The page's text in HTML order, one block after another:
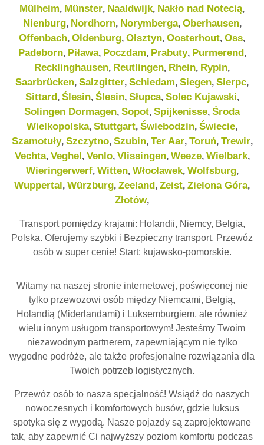
Mülheim, Münster, Naaldwijk, Nakło nad Notecią,
Nienburg, Nordhorn, Norymberga, Oberhausen,
Offenbach, Oldenburg, Olsztyn, Oosterhout, Oss,
Padeborn, Piława, Poczdam, Prabuty, Purmerend,
Recklinghausen, Reutlingen, Rhein, Rypin,
Saarbrücken, Salzgitter, Schiedam, Siegen, Sierpc,
Sittard, Ślesin, Ślesin, Słupca, Solec Kujawski,
Solingen Dormagen, Sopot, Spijkenisse, Środa
Wielkopolska, Stuttgart, Świebodzin, Świecie,
Szamotuły, Szczytno, Szubin, Ter Aar, Toruń, Trewir,
Vechta, Veghel, Venlo, Vlissingen, Weeze, Wielbark,
Wieringerwerf, Witten, Włocławek, Wolfsburg,
Wuppertal, Würzburg, Zeeland, Zeist, Zielona Góra,
Złotów,
Transport pomiędzy krajami: Holandii, Niemcy, Belgia,
Polska. Oferujemy szybki i Bezpieczny transport. Przewóz
osób w super cenie! Start: kujawsko-pomorskie.
Witamy na naszej stronie internetowej, poświęconej nie
tylko przewozowi osób między Niemcami, Belgią,
Holandią (Miderlandami) i Luksemburgiem, ale również
wielu innym usługom transportowym! Jesteśmy Twoim
niezawodnym partnerem, zapewniającym nie tylko
wygodne podróże, ale także profesjonalne rozwiązania dla
Twoich potrzeb logistycznych.
Przewóz osób to nasza specjalność! Wsiądź do naszych
nowoczesnych i komfortowych busów, gdzie luksus
spotyka się z wygodą. Nasze pojazdy są zaprojektowane
tak, aby zapewnić Ci najwyższy poziom komfortu podczas